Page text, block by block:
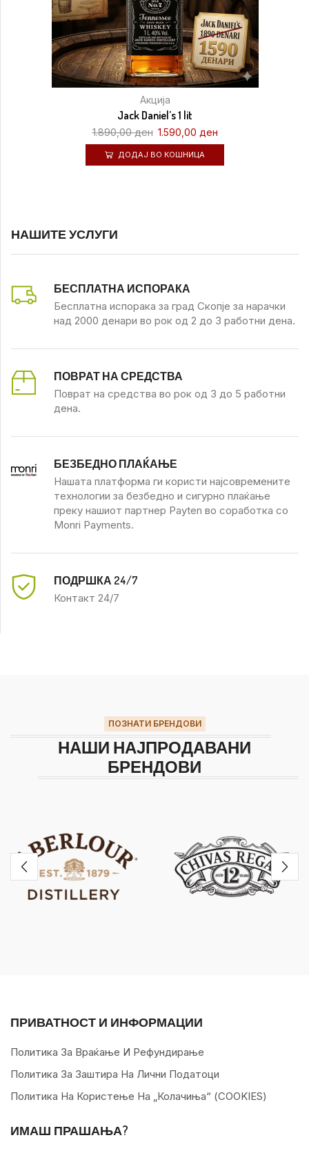
Акција
Jack Daniel’s 1 lit
1.890,00ден 1.590,00 ден
ДОДАЈ ВО КОШНИЦА
НАШИТЕ УСЛУГИ
БЕСПЛАТНА ИСПОРАКА
Бесплатна испорака за град Скопје за нарачки
над 2000 денари во рок од 2 до 3 работни дена.
ПОВРАТ НА СРЕДСТВА
Поврат на средства во рок од 3 до 5 работни
дена.
БЕЗБЕДНО ПЛАЌАЊЕ
Нашата платформа ги користи најсовремените
технологии за безбедно и сигурно плаќање
преку нашиот партнер Payten во соработка со
Monri Payments.
ПОДРШКА 24/7
Контакт 24/7
ПОЗНАТИ БРЕНДОВИ
НАШИ НАЈПРОДАВАНИ
БРЕНДОВИ
ПРИВАТНОСТ И ИНФОРМАЦИИ
Политика За Враќање И Рефундирање
Политика За Заштира На Лични Податоци
Политика На Користење На „колачиња“ (COOKIES)
ИМАШ ПРАШАЊА?